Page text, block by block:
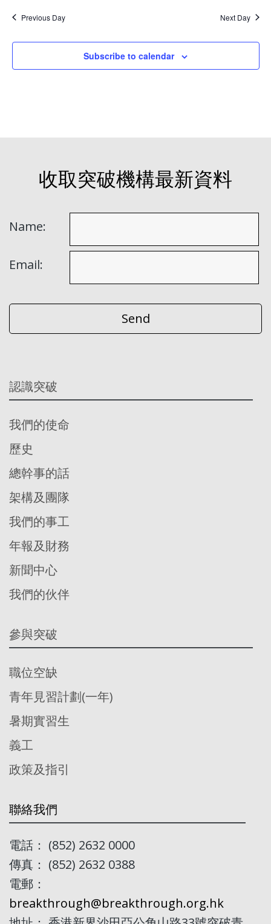
Previous Day Next Day
Subscribe to calendar
收取突破機構最新資料
Name:
Email:
認識突破
我們的使命
歷史
總幹事的話
架構及團隊
我們的事工
年報及財務
新聞中心
我們的伙伴
參與突破
職位空缺
青年見習計劃(一年)
暑期實習生
義工
政策及指引
聯絡我們
電話： (852) 2632 0000
傳真： (852) 2632 0388
電郵：
breakthrough@breakthrough.org.hk